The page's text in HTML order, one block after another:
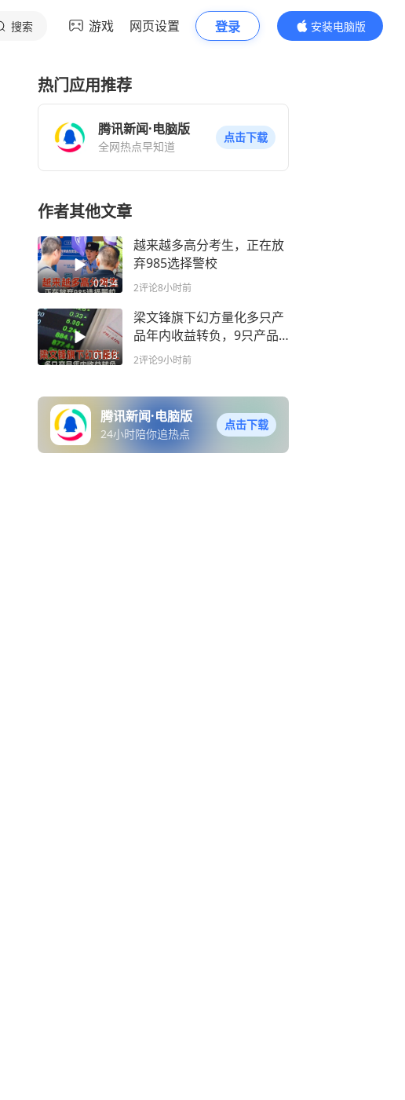
搜索 游戏 网页设置 登录
安装电脑版
内容更精彩
热门应用推荐
腾讯新闻·电脑版
全网热点早知道
点击下载
作者其他文章
02:54
越来越多高分考生，正在放
弃985选择警校
2评论8小时前
01:33
梁文锋旗下幻方量化多只产
品年内收益转负，9只产品7
月跌幅超过20%
2评论9小时前
腾讯新闻·电脑版
24小时陪你追热点
点击下载